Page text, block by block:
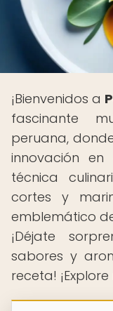
¡Bienvenidos a
fascinante
peruana,
innovación
técnica
cortes y
emblemático
¡Déjate
sabores y
receta!